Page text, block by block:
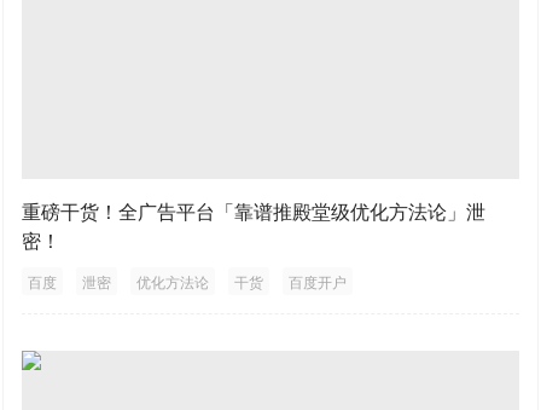
重磅干货！全广告平台「靠谱推殿堂级优化方法论」泄
密！
百度 泄密 优化方法论 干货 百度开户